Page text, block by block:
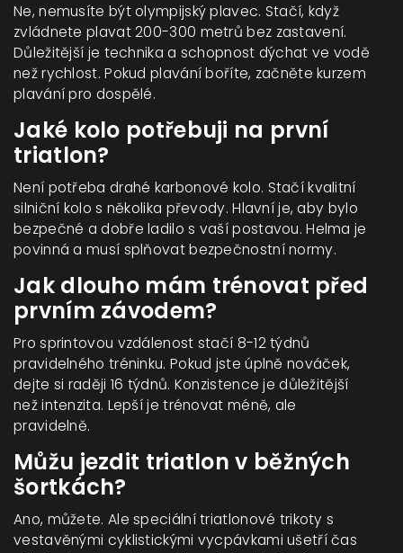
Ne, nemusíte být olympijský plavec. Stačí, když
zvládnete plavat 200-300 metrů bez zastavení.
Důležitější je technika a schopnost dýchat ve vodě
než rychlost. Pokud plavání boříte, začněte kurzem
plavání pro dospělé.
Jaké kolo potřebuji na první
triatlon?
Není potřeba drahé karbonové kolo. Stačí kvalitní
silniční kolo s několika převody. Hlavní je, aby bylo
bezpečné a dobře ladilo s vaší postavou. Helma je
povinná a musí splňovat bezpečnostní normy.
Jak dlouho mám trénovat před
prvním závodem?
Pro sprintovou vzdálenost stačí 8-12 týdnů
pravidelného tréninku. Pokud jste úplně nováček,
dejte si raději 16 týdnů. Konzistence je důležitější
než intenzita. Lepší je trénovat méně, ale
pravidelně.
Můžu jezdit triatlon v běžných
šortkách?
Ano, můžete. Ale speciální triatlonové trikoty s
vestavěnými cyklistickými vycpávkami ušetří čas